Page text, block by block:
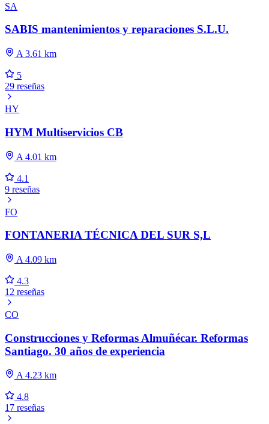
SA
SABIS mantenimientos y reparaciones S.L.U.
A 3.61 km
5
29 reseñas
HY
HYM Multiservicios CB
A 4.01 km
4.1
9 reseñas
FO
FONTANERIA TÉCNICA DEL SUR S,L
A 4.09 km
4.3
12 reseñas
CO
Construcciones y Reformas Almuñécar. Reformas
Santiago. 30 años de experiencia
A 4.23 km
4.8
17 reseñas